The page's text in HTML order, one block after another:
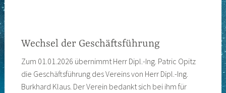
Wechsel der Geschäftsführung
Zum 01.01.2026 übernimmt Herr Dipl.-Ing. Patric Opitz
die Geschäftsführung des Vereins von Herr Dipl.-Ing.
Burkhard Klaus. Der Verein bedankt sich bei ihm für